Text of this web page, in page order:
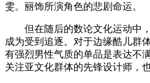
雯。丽饰所演角色的悲剧命运。
但在随后的数论文化运动中，
成为受到追逐。对于边缘酷儿群
有强烈男性气质的单品是表达不
关注亚文化群体的先锋设计师，